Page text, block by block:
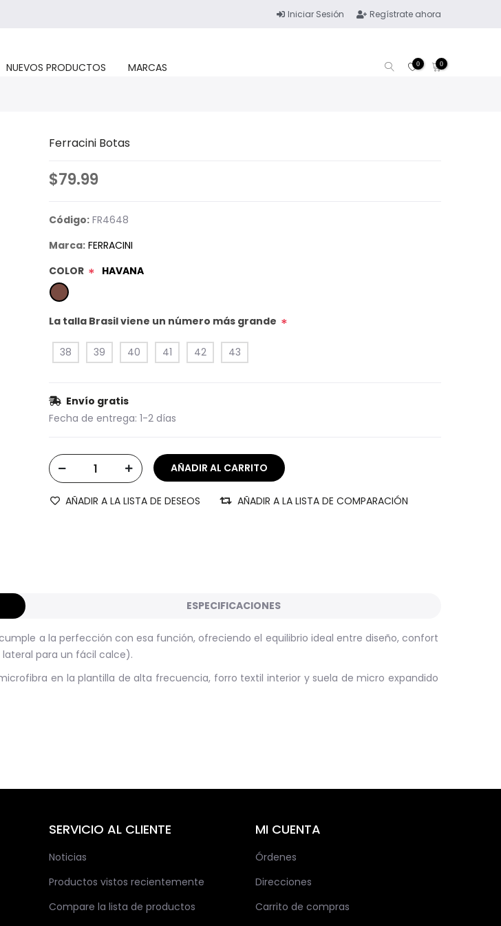
Iniciar Sesión Regístrate ahora
NUEVOS PRODUCTOS MARCAS 0 0
Ferracini Botas
$79.99
Código: FR4648
Marca: FERRACINI
COLOR * HAVANA
La talla Brasil viene un número más grande *
38 39 40 41 42 43
Envío gratis
Fecha de entrega: 1-2 días
AÑADIR A LA LISTA DE DESEOS AÑADIR A LA LISTA DE COMPARACIÓN
ESPECIFICACIONES
a la perfección con esa función, ofreciendo el equilibrio ideal entre diseño, confort
para un fácil calce).
en la plantilla de alta frecuencia, forro textil interior y suela de micro expandido
SERVICIO AL CLIENTE
Noticias
Productos vistos recientemente
Compare la lista de productos
MI CUENTA
Órdenes
Direcciones
Carrito de compras